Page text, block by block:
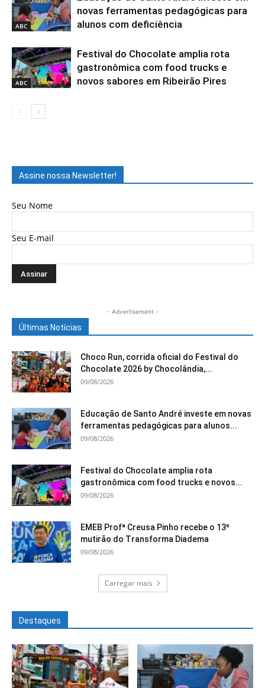
ABC
novas ferramentas pedagógicas para
alunos com deficiência
ABC
Festival do Chocolate amplia rota
gastronômica com food trucks e
novos sabores em Ribeirão Pires
Assine nossa Newsletter!
Seu Nome
Seu E-mail
- Advertisement -
Últimas Notícias
Choco Run, corrida oficial do Festival do
Chocolate 2026 by Chocolândia,...
09/08/2026
Educação de Santo André investe em novas
ferramentas pedagógicas para alunos...
09/08/2026
Festival do Chocolate amplia rota
gastronômica com food trucks e novos...
09/08/2026
EMEB Profª Creusa Pinho recebe o 13º
mutirão do Transforma Diadema
09/08/2026
Carregar mais
Destaques